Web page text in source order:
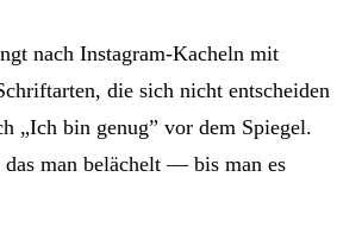
nach Instagram-Kacheln mit
die sich nicht entscheiden
„Ich bin genug” vor dem Spiegel.
man belächelt — bis man es